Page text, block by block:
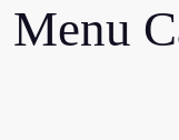
Menu